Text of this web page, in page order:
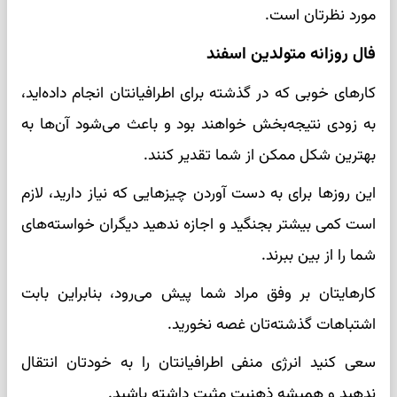
مورد نظرتان است.
فال روزانه متولدین اسفند
کارهای خوبی که در گذشته برای اطرافیانتان انجام داده‌اید،
به زودی نتیجه‌بخش خواهند بود و باعث می‌شود آن‌ها به
بهترین شکل ممکن از شما تقدیر کنند.
این روزها برای به دست آوردن چیزهایی که نیاز دارید، لازم
است کمی بیشتر بجنگید و اجازه ندهید دیگران خواسته‌های
شما را از بین ببرند.
کارهایتان بر وفق مراد شما پیش می‌رود، بنابراین بابت
اشتباهات گذشته‌تان غصه نخورید.
سعی کنید انرژی منفی اطرافیانتان را به خودتان انتقال